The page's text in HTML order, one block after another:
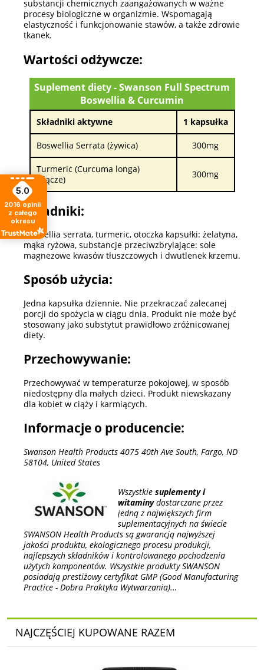
substancji chemicznych zaangażowanych w ważne
procesy biologiczne w organizmie. Wspomagają
elastyczność i funkcjonowanie stawów, a także zdrowie
tkanek.
Wartości odżywcze:
Suplement diety - Swanson Full Spectrum
Boswellia & Curcumin
Składniki aktywne 1 kapsułka
Boswellia Serrata (żywica) 300mg
Turmeric (Curcuma longa)
(kłącze)
300mg
Składniki:
Boswellia serrata, turmeric, otoczka kapsułki: żelatyna,
mąka ryżowa, substancje przeciwzbrylające: sole
magnezowe kwasów tłuszczowych i dwutlenek krzemu.
Sposób użycia:
Jedna kapsułka dziennie. Nie przekraczać zalecanej
porcji do spożycia w ciągu dnia. Produkt nie może być
stosowany jako substytut prawidłowo zróżnicowanej
diety.
Przechowywanie:
Przechowywać w temperaturze pokojowej, w sposób
niedostępny dla małych dzieci. Produkt niewskazany
dla kobiet w ciąży i karmiących.
Informacje o producencie:
Swanson Health Products 4075 40th Ave South, Fargo, ND
58104, United States
Wszystkie suplementy i
witaminydostarczane przez
jedną z największych firm
suplementacyjnych na świecie
SWANSON Health Products są gwarancją najwyższej
jakości produktu, ekologicznego procesu produkcji,
najlepszych składników i kontrolowanego pochodzenia
użytych komponentów. Wszystkie produkty SWANSON
posiadają prestiżowy certyfikat GMP (Good Manufacturing
Practice - Dobra Praktyka Wytwarzania)...
NAJCZĘŚCIEJ KUPOWANE RAZEM
5.0
2016 opinii
z całego
okresu